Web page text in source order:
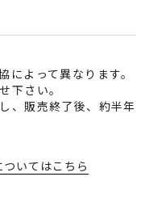
によって異なります。
下さい。
、販売終了後、約半年
いてはこちら